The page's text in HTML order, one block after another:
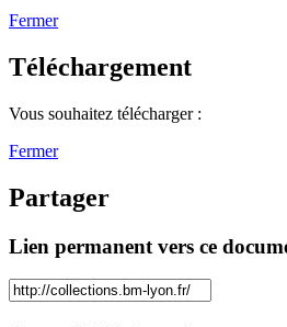
Fermer
Téléchargement
Vous souhaitez télécharger :
Fermer
Partager
Lien permanent vers ce